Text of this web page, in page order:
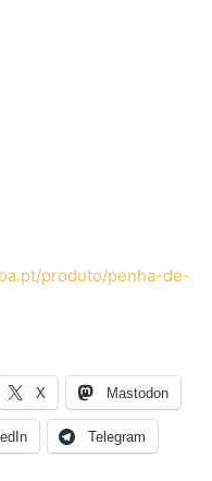
produto/penha-de-
X Mastodon
Telegram